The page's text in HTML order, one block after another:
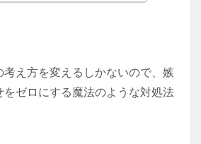
考え方を変えるしかないので、嫉
をゼロにする魔法のような対処法